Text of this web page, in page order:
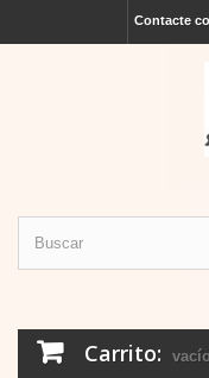
Contacte
Carrito: